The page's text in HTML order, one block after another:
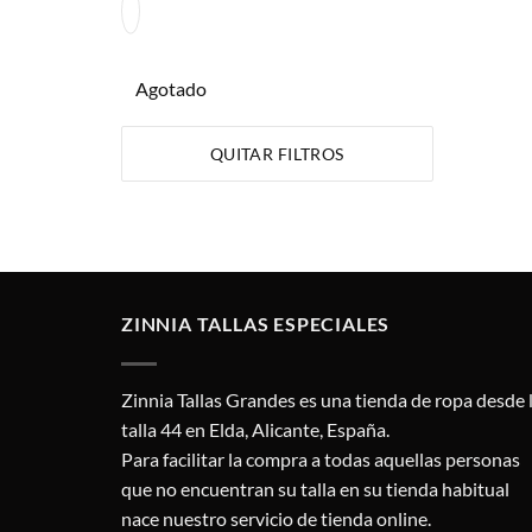
Agotado
QUITAR FILTROS
ZINNIA TALLAS ESPECIALES
Zinnia Tallas Grandes es una tienda de ropa desde
talla 44 en Elda, Alicante, España.
Para facilitar la compra a todas aquellas personas
que no encuentran su talla en su tienda habitual
nace nuestro servicio de tienda online.